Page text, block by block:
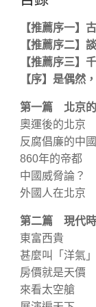
【推薦序一】
【推薦序二】
【推薦序三】
【序】是偶然
第一篇 北京
奧運後的北京
反腐倡廉的中國
860年的帝都
中國威脅論？
外國人在北京
第二篇 現代
東富西貴
甚麼叫「洋氣
房價就是天價
來看太空艙